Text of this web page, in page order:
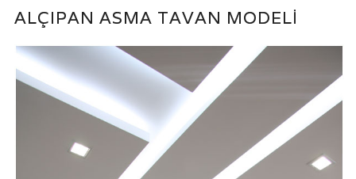
ALÇIPAN ASMA TAVAN MODELI